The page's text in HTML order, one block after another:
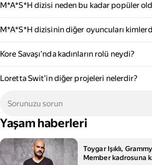
M*A*S*H dizisi neden bu kadar popüler
M*A*S*H dizisinin diğer oyuncuları
Kore Savaşı’nda kadınların rolü neydi?
Loretta Swit’in diğer projeleri nelerdir?
Yaşam haberleri
Toygar Işıklı,
Member kadrosuna